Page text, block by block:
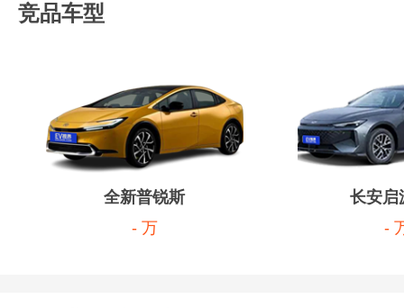
竞品车型
全新普锐斯
- 万
长安启
-